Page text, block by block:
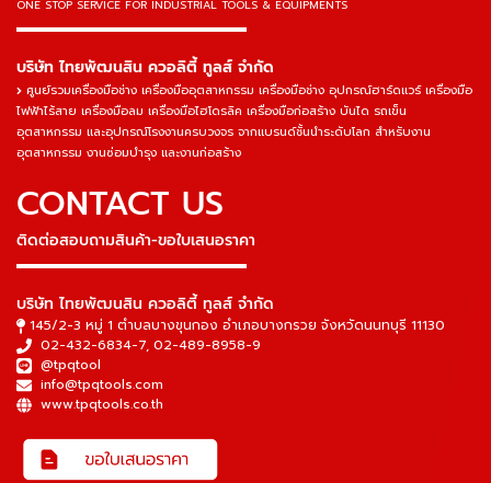
ONE STOP SERVICE FOR INDUSTRIAL TOOLS & EQUIPMENTS
▬▬▬▬▬▬▬▬▬▬▬▬▬▬▬
บริษัท ไทยพัฒนสิน ควอลิตี้ ทูลส์ จำกัด
ศูนย์รวมเครื่องมือช่าง เครื่องมืออุตสาหกรรม เครื่องมือช่าง อุปกรณ์ฮาร์ดแวร์ เครื่องมือ
ไฟฟ้าไร้สาย เครื่องมือลม เครื่องมือไฮโดรลิค เครื่องมือก่อสร้าง บันได รถเข็น
อุตสาหกรรม และอุปกรณ์โรงงานครบวงจร จากแบรนด์ชั้นนำระดับโลก สำหรับงาน
อุตสาหกรรม งานซ่อมบำรุง และงานก่อสร้าง
CONTACT US
ติดต่อสอบถามสินค้า-ขอใบเสนอราคา
▬▬▬▬▬▬▬▬▬▬▬▬▬▬▬
บริษัท ไทยพัฒนสิน ควอลิตี้ ทูลส์ จำกัด
145/2-3 หมู่ 1 ตำบลบางขุนกอง อำเภอบางกรวย จังหวัดนนทบุรี 11130
02-432-6834-7, 02-489-8958-9
@tpqtool
info@tpqtools.com
www.tpqtools.co.th